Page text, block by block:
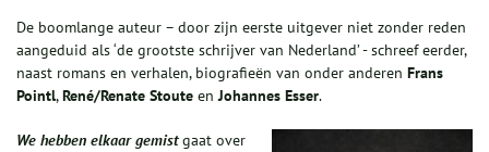
De boomlange auteur – door zijn eerste uitgever niet zonder reden
aangeduid als ‘de grootste schrijver van Nederland’ - schreef eerder,
naast romans en verhalen, biografieën van onder anderen Frans
Pointl,René/Renate Stoute enJohannes Esser.
We hebben elkaar gemistgaat over